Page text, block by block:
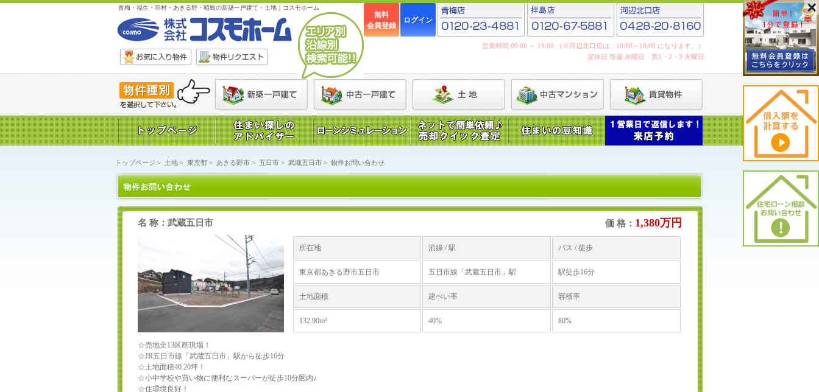
青梅・福生・羽村・あきる野・昭島の新築一戸建て・土地｜コスモホーム
無料
会員登録
ログイン
営業時間 09:00 ～ 19:00 （※河辺北口店は、10:00～18:00 になります。）
定休日 毎週 水曜日 第1・2・3 火曜日
トップページ > 土地> 東京都> あきる野市> 五日市> 武蔵五日市> 物件お問い合わせ
名 称：武蔵五日市 価 格： 1,380万円
所在地 沿線 / 駅 バス / 徒歩
東京都あきる野市五日市 五日市線「武蔵五日市」駅 駅徒歩16分
土地面積 建ぺい率 容積率
132.90m² 40% 80%
☆売地全13区画現場！
☆JR五日市線「武蔵五日市」駅から徒歩16分
☆土地面積40.20坪！
☆小中学校や買い物に便利なスーパーが徒歩10分圏内♪
☆住環境良好！